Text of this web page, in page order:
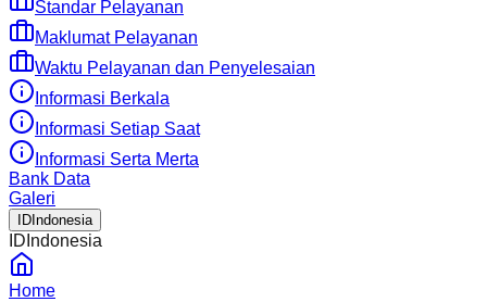
Standar Pelayanan
Maklumat Pelayanan
Waktu Pelayanan dan Penyelesaian
Informasi Berkala
Informasi Setiap Saat
Informasi Serta Merta
Bank Data
Galeri
ID Indonesia
ID Indonesia
Home